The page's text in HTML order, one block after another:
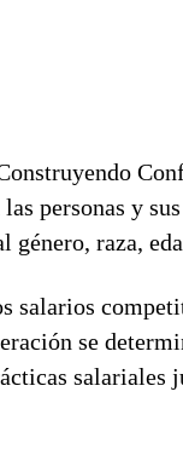
las personas y
género, raza,
salarios
se
salariales